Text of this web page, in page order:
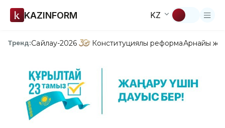
KAZINFORM KZ
Тренд:Сайлау-2026 Конституциялық реформаАрнайы